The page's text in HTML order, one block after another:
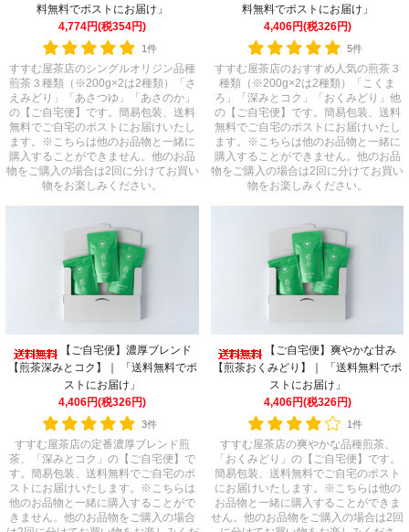
料無料でポストにお届け」
4,774円(税354円)
1件
すすむ屋茶店のシングルオリジン品種
煎茶３種類（※200g×2は2種類）「さ
えみどり」「あさつゆ」「あさのか」
の【ご自宅便】です。簡易包装、送料
無料でご自宅のポストにお届けいたし
ます。※こちらは他のお品物と一緒に
購入することができません。他のお品
物をご購入の場合は2回に分けてお買い
物をお楽しみください。
料無料でポストにお届け」
4,406円(税326円)
5件
すすむ屋茶店のおすすめ人気の煎茶３
種類（※200g×2は2種類）「こくま
ろ」「深みとコク」「おくみどり」他
の【ご自宅便】です。簡易包装、送料
無料でご自宅のポストにお届けいたし
ます。※こちらは他のお品物と一緒に
購入することができません。他のお品
物をご購入の場合は2回に分けてお買い
物をお楽しみください。
【ご自宅便】濃厚ブレンド
【煎茶深みとコク】｜ 「送料無料でポ
ストにお届け」
4,406円(税326円)
3件
すすむ屋茶店の定番濃厚ブレンド煎
茶、「深みとコク」の【ご自宅便】で
す。簡易包装、送料無料でご自宅のポ
ストにお届けいたします。※こちらは
他のお品物と一緒に購入することがで
きません。他のお品物をご購入の場合
【ご自宅便】爽やかな甘み
【煎茶おくみどり】｜ 「送料無料でポ
ストにお届け」
4,406円(税326円)
1件
すすむ屋茶店の爽やかな品種煎茶、
「おくみどり」の【ご自宅便】です。
簡易包装、送料無料でご自宅のポスト
にお届けいたします。※こちらは他の
お品物と一緒に購入することができま
せん。他のお品物をご購入の場合は2回